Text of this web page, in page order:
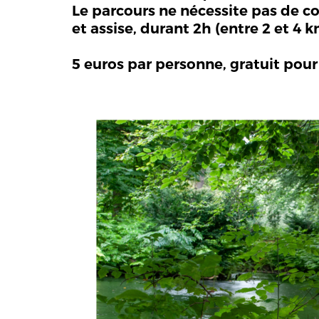
Le parcours ne nécessite pas de
et assise, durant 2h (entre 2 et 4
5 euros par personne, gratuit pour